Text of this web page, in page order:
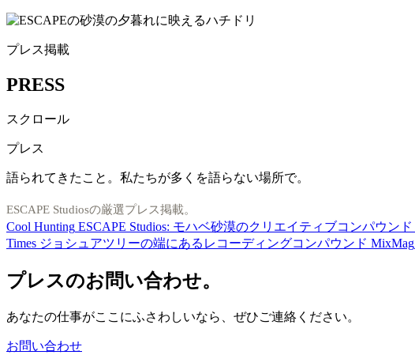
プレス掲載
PRESS
スクロール
プレス
語られてきたこと。私たちが多くを語らない場所で。
ESCAPE Studiosの厳選プレス掲載。
Cool Hunting ESCAPE Studios: モハベ砂漠のクリエイティブコンパウンド
Times ジョシュアツリーの端にあるレコーディングコンパウンド MixMag
プレスのお問い合わせ。
あなたの仕事がここにふさわしいなら、ぜひご連絡ください。
お問い合わせ